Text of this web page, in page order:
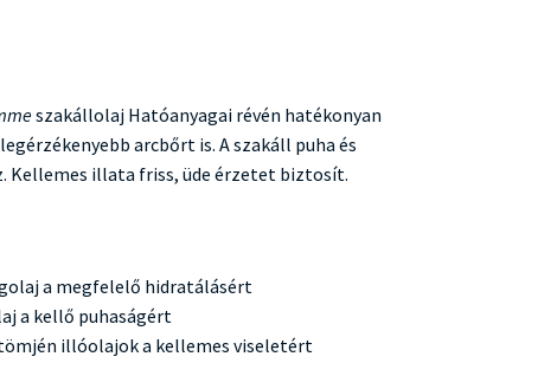
szakállolaj Hatóanyagai révén hatékonyan
arcbőrt is. A szakáll puha és
Kellemes illata friss, üde érzetet biztosít.
a megfelelő hidratálásért
a kellő puhaságért
illóolajok a kellemes viseletért